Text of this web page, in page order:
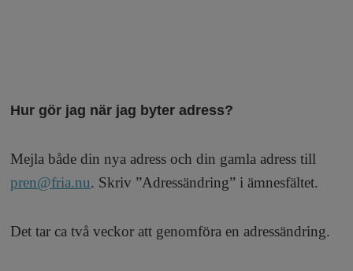
a
Hur gör jag när jag byter adress?
Mejla både din nya adress och din gamla adress till
pren@fria.nu. Skriv ”Adressändring” i ämnesfältet.
Det tar ca två veckor att genomföra en adressändring.